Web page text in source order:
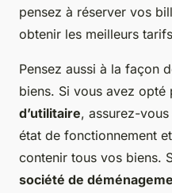
pensez à réserver vos
obtenir les meilleurs
Pensez aussi à la façon
biens. Si vous avez opté
d’utilitaire, assurez-
état de fonctionnement
contenir tous vos biens.
société de